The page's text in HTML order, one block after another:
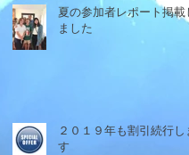
夏の参加者レポート掲載
ました
２０１９年も割引続行し
す